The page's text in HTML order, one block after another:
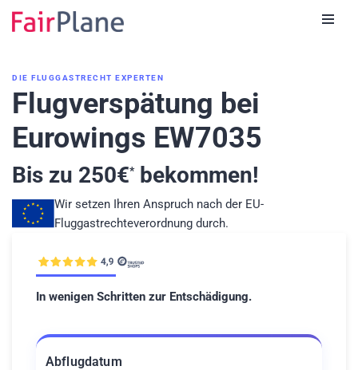
DIE FLUGGASTRECHT EXPERTEN
Flugverspätung bei
Eurowings EW7035
Bis zu 250€*bekommen!
Wir setzen Ihren Anspruch nach der EU-
Fluggastrechteverordnung durch.
In wenigen Schritten zur Entschädigung.
Abflugdatum